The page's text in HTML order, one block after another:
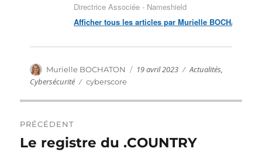
Directrice Associée - Nameshield
Afficher tous les articles par Murielle BOCHATON
Auteur
Murielle BOCHATON Publié
le
19 avril 2023 Catégories
Actualités,
Cybersécurité
Étiquettes
cyberscore
de
PRÉCÉDENT
Publication
Le registre du .COUNTRY